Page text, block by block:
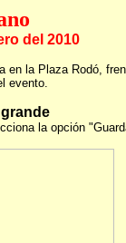
del 2010
en la Plaza Rodó,
evento.
la opción